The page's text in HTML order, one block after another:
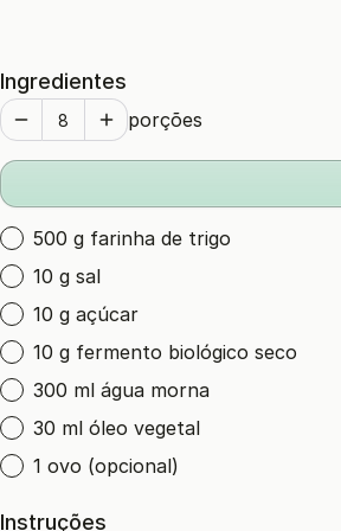
Ingredientes
porções
500 g farinha de trigo
10 g sal
10 g açúcar
10 g fermento biológico seco
300 ml água morna
30 ml óleo vegetal
1 ovo (opcional)
Instruções